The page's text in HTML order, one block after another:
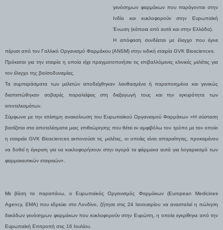
γενόσημων φαρμάκων που παράγονται στην
Ινδία και κυκλοφορούν στην Ευρωπαϊκή
Ένωση (κάποια από αυτά και στην Ελλάδα).
Η απόφαση συνδέεται με έλεγχο που έγινε
πέρυσι από τον Γαλλικό Οργανισμό Φαρμάκου (ANSM) στην ινδική εταιρία GVK Biosciences.
Πρόκειται για την εταιρία η οποία είχε πραγματοποιήσει τις επιβαλλόμενες κλινικές μελέτες για
τον έλεγχο της βιοϊσοδυναμίας.
Τα συμπεράσματα των μελετών αποδείχθηκαν λανθασμένα ή παραποιημένα και γενικώς
διαπιστώθηκαν σοβαρές παραλείψεις στη διεξαγωγή τους και την εγκυρότητα των
αποτελεσμάτων.
Σύμφωνα με την επίσημη ανακοίνωση του Ευρωπαϊκού Οργανισμού Φαρμάκων «Η σύσταση
βασίζεταιστα αποτελέσματα μιας επιθεώρησης που θέτει εν αμφιβόλω τον τρόπο με τον οποίο
η εταιρεία GVK Biosciences εκπονούσε τις μελέτες, οι οποίες είναι απαραίτητες, προκειμένου
να δοθεί η έγκριση για να κυκλοφορήσουν στην αγορά τα φάρμακα αυτά για λογαριασμό των
φαρμακευτικών εταιρειών».
Με βάση τα παραπάνω, ο Ευρωπαϊκός Οργανισμός Φαρμάκων (European Medicines
Agency, EMA) που εδρεύει στο Λονδίνο, ζήτησε στις 24 Ιανουαρίου να ανασταλεί η πώληση
δεκάδων γενόσημων φαρμάκων που κυκλοφορούν στην Ευρώπη, η οποία εγκρίθηκε από την
Ευρωπαϊκή Επιτροπή στις 16 Ιουλίου.